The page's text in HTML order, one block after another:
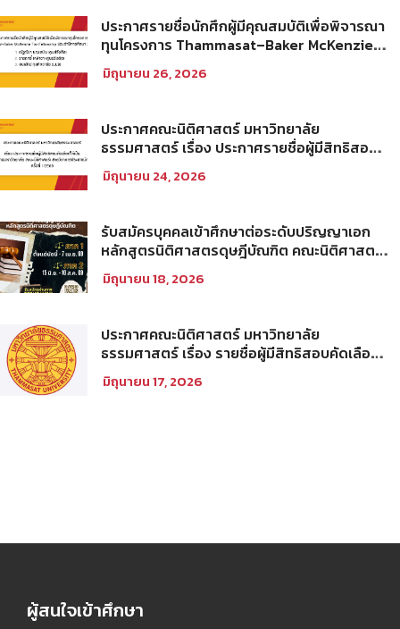
ประกาศรายชื่อนักศึกผู้มีคุณสมบัติเพื่อพิจารณา
ทุนโครงการ Thammasat–Baker McKenzie
Tax Fellowship ประจำปีการศึกษา 2569
มิถุนายน 26, 2026
ประกาศคณะนิติศาสตร์ มหาวิทยาลัย
ธรรมศาสตร์ เรื่อง ประกาศรายชื่อผู้มีสิทธิสอบ
คัดเลือกให้เป็นพนักงานมหาวิทยาลัย (คณะ
นิติศาสตร์) สายวิชาการประเภทนักวิจัย ครั้งที่
มิถุนายน 24, 2026
รับสมัครบุคคลเข้าศึกษาต่อระดับปริญญาเอก
หลักสูตรนิติศาสตรดุษฎีบัณฑิต คณะนิติศาสตร์
มหาวิทยาลัยธรรมศาสตร์ ประจำภาคการศึกษา
ที่ 2 ปีการศึกษา 2569
มิถุนายน 18, 2026
ประกาศคณะนิติศาสตร์ มหาวิทยาลัย
ธรรมศาสตร์ เรื่อง รายชื่อผู้มีสิทธิสอบคัดเลือก
เพื่อเข้าศึกษาในโครงการนิติศาสตร์ภาคบัณฑิต
ท่าพระจันทร์ คณะนิติศาสตร์ มหาวิทยาลัย
มิถุนายน 17, 2026
ผู้สนใจเข้าศึกษา